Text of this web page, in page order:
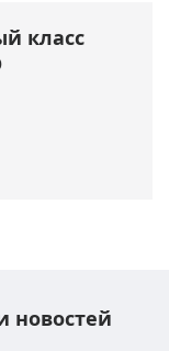
класс
новостей